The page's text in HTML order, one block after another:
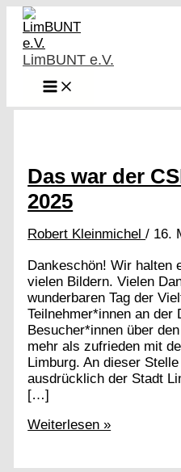
Zum
Inhalt
springen
LimBUNT e.V.
Das war der
2025
Robert Kleinmichel/ 16.
Dankeschön! Wir halten
vielen Bildern. Vielen
wunderbaren Tag der
Teilnehmer*innen an der
Besucher*innen über
mehr als zufrieden mit
Limburg. An dieser
ausdrücklich der Stadt
[…]
Das
Weiterlesen »